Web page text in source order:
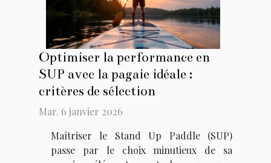
Optimiser la performance en
SUP avec la pagaie idéale :
critères de sélection
Mar. 6 janvier 2026
Maîtriser le Stand Up Paddle (SUP)
passe par le choix minutieux de sa